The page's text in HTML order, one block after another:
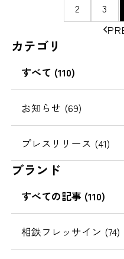
の
2 3
カテゴリ
すべて (110)
お知らせ (69)
プレスリリース (41)
ブランド
すべての記事 (110)
相鉄フレッサイン (74)